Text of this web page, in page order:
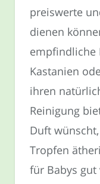
preiswerte
dienen
empfindliche
Kastanien
ihren
Reinigung
Duft
Tropfen
für Babys